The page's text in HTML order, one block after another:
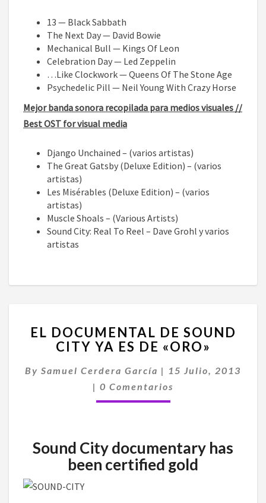
13 — Black Sabbath
The Next Day — David Bowie
Mechanical Bull — Kings Of Leon
Celebration Day — Led Zeppelin
…Like Clockwork — Queens Of The Stone Age
Psychedelic Pill — Neil Young With Crazy Horse
Mejor banda sonora recopilada para medios visuales //
Best OST for visual media
Django Unchained – (varios artistas)
The Great Gatsby (Deluxe Edition) – (varios
artistas)
Les Misérables (Deluxe Edition) – (varios
artistas)
Muscle Shoals – (Various Artists)
Sound City: Real To Reel – Dave Grohl y varios
artistas
DOCUMENTAL
DE
CITY
YA
ES
EL DOCUMENTAL DE SOUND
CITY YA ES DE «ORO»
By Samuel Cerdera García | 15 Julio, 2013
| Comentarios
0 Comentarios
Sound City documentary has
been certified gold